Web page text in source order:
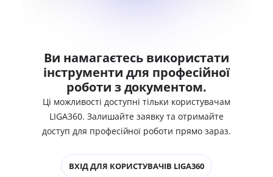
Ви намагаєтесь використати
інструменти для професійної
роботи з документом.
Ці можливості доступні тільки користувачам
LIGA360. Залишайте заявку та отримайте
доступ для професійної роботи прямо зараз.
ВХІД ДЛЯ КОРИСТУВАЧІВ LIGA360